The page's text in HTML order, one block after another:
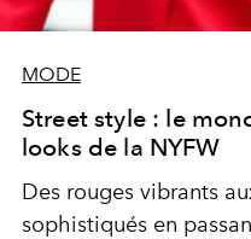
MODE
Street style : le
looks de la NYFW
Des rouges vibrants
sophistiqués en